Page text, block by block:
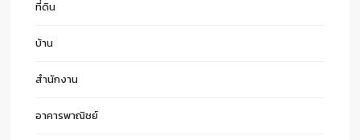
ที่ดิน
บ้าน
สำนักงาน
อาคารพาณิชย์